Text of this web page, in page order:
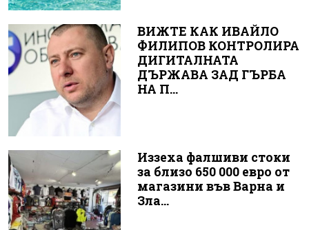
ВИЖТЕ КАК ИВАЙЛО
ФИЛИПОВ КОНТРОЛИРА
ДИГИТАЛНАТА
ДЪРЖАВА ЗАД ГЪРБА
НА П...
Иззеха фалшиви стоки
за близо 650 000 евро от
магазини във Варна и
Зла...